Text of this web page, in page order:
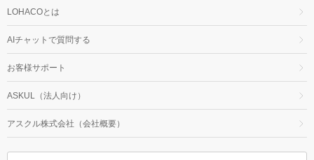
LOHACOとは
AIチャットで質問する
お客様サポート
ASKUL（法人向け）
アスクル株式会社（会社概要）